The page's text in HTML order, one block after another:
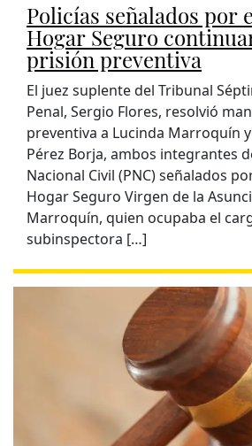
Policías señalados por
Hogar Seguro
prisión preventiva
El juez suplente del Tribunal
Penal, Sergio Flores, resolvió
preventiva a Lucinda Marroquín
Pérez Borja, ambos integrantes
Nacional Civil (PNC) señalados
Hogar Seguro Virgen de la
Marroquín, quien ocupaba el
subinspectora […]